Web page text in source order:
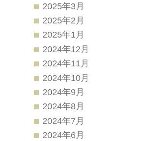
2025年3月
2025年2月
2025年1月
2024年12月
2024年11月
2024年10月
2024年9月
2024年8月
2024年7月
2024年6月